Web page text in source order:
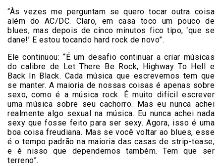
“Às vezes me perguntam se quero tocar outra coisa
além do AC/DC. Claro, em casa toco um pouco de
blues, mas depois de cinco minutos fico tipo, ‘que se
dane!’ E estou tocando hard rock de novo”.
Ele continuou: “É um desafio continuar a criar músicas
do calibre de Let There Be Rock, Highway To Hell e
Back In Black. Cada música que escrevemos tem que
se manter. A maioria de nossas coisas é apenas sobre
sexo, como é a música rock. É muito difícil escrever
uma música sobre seu cachorro. Mas eu nunca achei
realmente algo sexual na música. Eu nunca achei nada
sexy que fosse feito para ser sexy. Agora, isso é uma
boa coisa freudiana. Mas se você voltar ao blues, esse
é o tempo padrão na maioria das casas de strip-tease,
e é nisso que dependemos também. Tem que ser
terreno”.